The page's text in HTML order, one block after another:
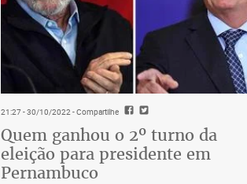
21:27 - 30/10/2022- Compartilhe
Quem ganhou o 2º turno da
eleição para presidente em
Pernambuco